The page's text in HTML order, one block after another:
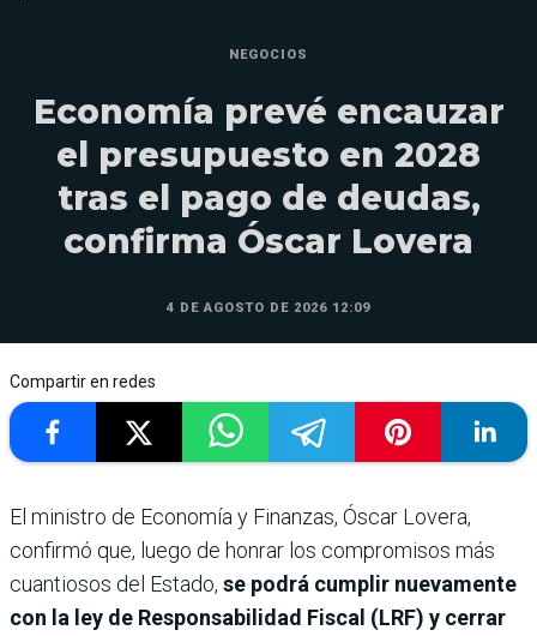
NEGOCIOS
Economía prevé encauzar
el presupuesto en 2028
tras el pago de deudas,
confirma Óscar Lovera
4 DE AGOSTO DE 2026 12:09
Compartir en redes
El ministro de Economía y Finanzas, Óscar Lovera,
confirmó que, luego de honrar los compromisos más
cuantiosos del Estado, se podrá cumplir nuevamente
con la ley de Responsabilidad Fiscal (LRF) y cerrar